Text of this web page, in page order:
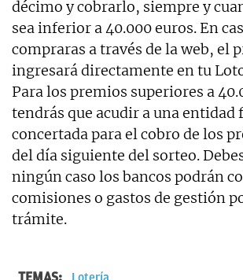
décimo y cobrarlo, siempre y
sea inferior a 40.000 euros. En
compraras a través de la web, el
ingresará directamente en tu
Para los premios superiores a
tendrás que acudir a una entidad
concertada para el cobro de los
del día siguiente del sorteo.
ningún caso los bancos podrán
comisiones o gastos de gestión
trámite.
TEMAS: